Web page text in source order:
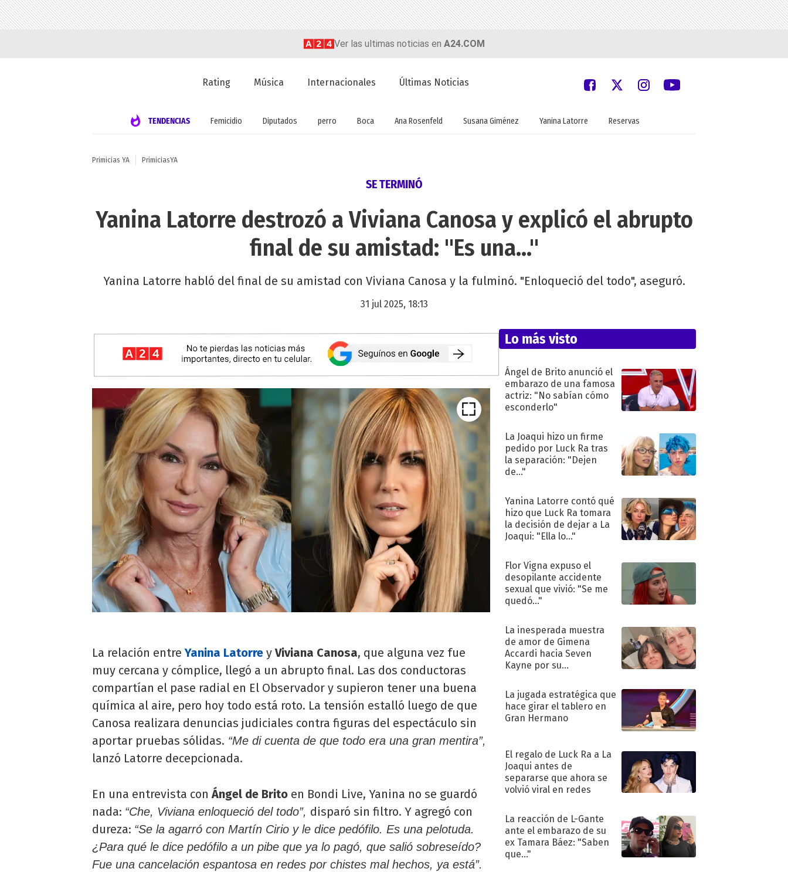
Ver las ultimas noticias en A24.COM
Rating Música Internacionales Últimas Noticias
TENDENCIAS Femicidio Diputados perro Boca Ana Rosenfeld Susana Giménez Yanina Latorre Reservas
Primicias YA PrimiciasYA
SE TERMINÓ
Yanina Latorre destrozó a Viviana Canosa y explicó el abrupto
final de su amistad: "Es una..."
Yanina Latorre habló del final de su amistad con Viviana Canosa y la fulminó. "Enloqueció del todo", aseguró.
31 jul 2025, 18:13
La relación entreYanina Latorre yViviana Canosa, que alguna vez fue
muy cercana y cómplice, llegó a un abrupto final. Las dos conductoras
compartían el pase radial en El Observador y supieron tener una buena
química al aire, pero hoy todo está roto. La tensión estalló luego de que
Canosa realizara denuncias judiciales contra figuras del espectáculo sin
aportar pruebas sólidas. “Me di cuenta de que todo era una gran mentira”,
lanzó Latorre decepcionada.
En una entrevista con Ángel de Brito en Bondi Live, Yanina no se guardó
nada: “Che, Viviana enloqueció del todo”, disparó sin filtro. Y agregó con
dureza: “Se la agarró con Martín Cirio y le dice pedófilo. Es una pelotuda.
¿Para qué le dice pedófilo a un pibe que ya lo pagó, que salió sobreseído?
Fue una cancelación espantosa en redes por chistes mal hechos, ya está”.
Lo más visto
Ángel de Brito anunció el
embarazo de una famosa
actriz: "No sabían cómo
esconderlo"
La Joaqui hizo un firme
pedido por Luck Ra tras
la separación: "Dejen
de..."
Yanina Latorre contó qué
hizo que Luck Ra tomara
la decisión de dejar a La
Joaqui: "Ella lo..."
Flor Vigna expuso el
desopilante accidente
sexual que vivió: "Se me
quedó..."
La inesperada muestra
de amor de Gimena
Accardi hacia Seven
Kayne por su
La jugada estratégica que
hace girar el tablero en
Gran Hermano
El regalo de Luck Ra a La
Joaqui antes de
separarse que ahora se
volvió viral en redes
La reacción de L-Gante
ante el embarazo de su
ex Tamara Báez: "Saben
que..."